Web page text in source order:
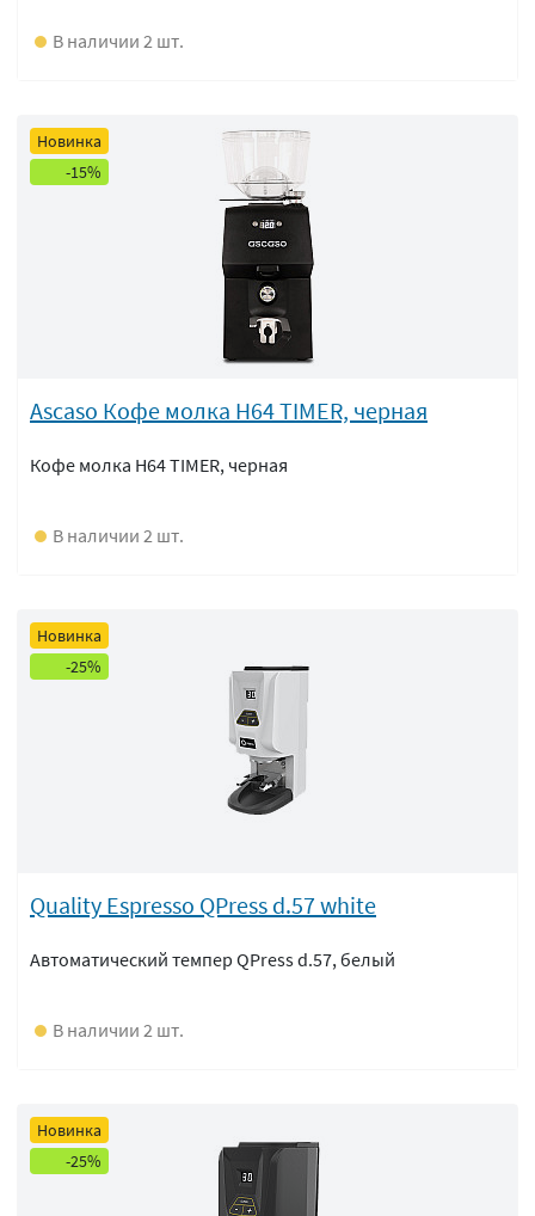
В наличии 2 шт.
Новинка
-15%
Ascaso Кофе молка H64 TIMER, черная
Кофе молка H64 TIMER, черная
В наличии 2 шт.
Новинка
-25%
Quality Espresso QPress d.57 white
Автоматический темпер QPress d.57, белый
В наличии 2 шт.
Новинка
-25%